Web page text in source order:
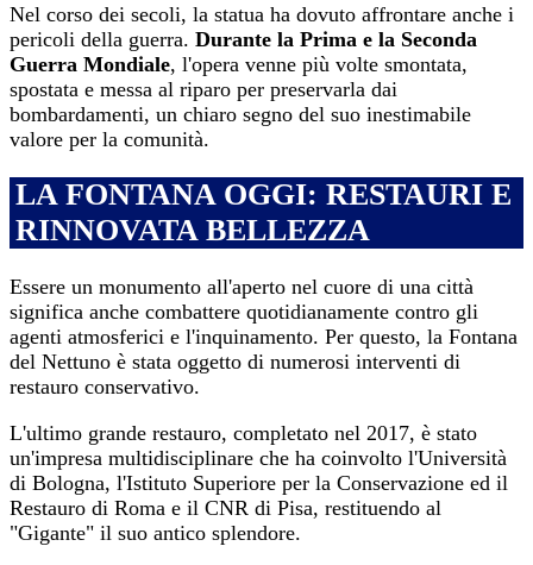
Nel corso dei secoli, la statua ha dovuto affrontare anche i
pericoli della guerra. Durante la Prima e la Seconda
Guerra Mondiale, l'opera venne più volte smontata,
spostata e messa al riparo per preservarla dai
bombardamenti, un chiaro segno del suo inestimabile
valore per la comunità.
LA FONTANA OGGI: RESTAURI E
RINNOVATA BELLEZZA
Essere un monumento all'aperto nel cuore di una città
significa anche combattere quotidianamente contro gli
agenti atmosferici e l'inquinamento. Per questo, la Fontana
del Nettuno è stata oggetto di numerosi interventi di
restauro conservativo.
L'ultimo grande restauro, completato nel 2017, è stato
un'impresa multidisciplinare che ha coinvolto l'Università
di Bologna, l'Istituto Superiore per la Conservazione ed il
Restauro di Roma e il CNR di Pisa, restituendo al
"Gigante" il suo antico splendore.